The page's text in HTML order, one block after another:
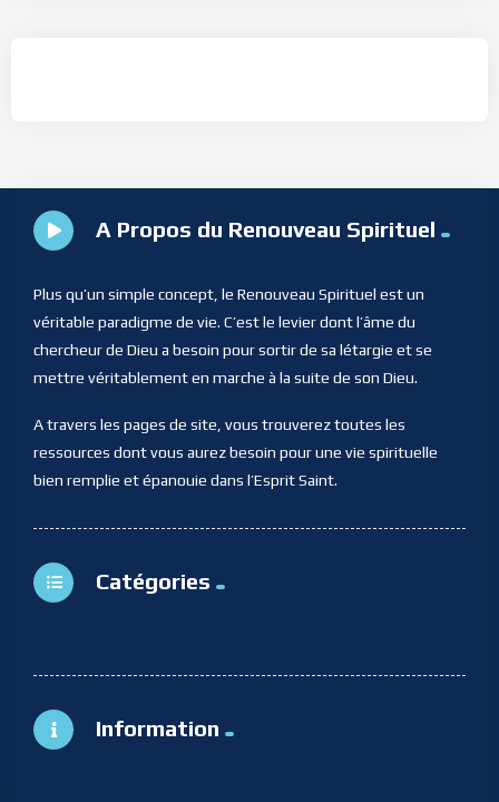
A Propos du Renouveau Spirituel
Plus qu’un simple concept, le Renouveau Spirituel est un
véritable paradigme de vie. C’est le levier dont l’âme du
chercheur de Dieu a besoin pour sortir de sa létargie et se
mettre véritablement en marche à la suite de son Dieu.
A travers les pages de site, vous trouverez toutes les
ressources dont vous aurez besoin pour une vie spirituelle
bien remplie et épanouie dans l’Esprit Saint.
Catégories
Information